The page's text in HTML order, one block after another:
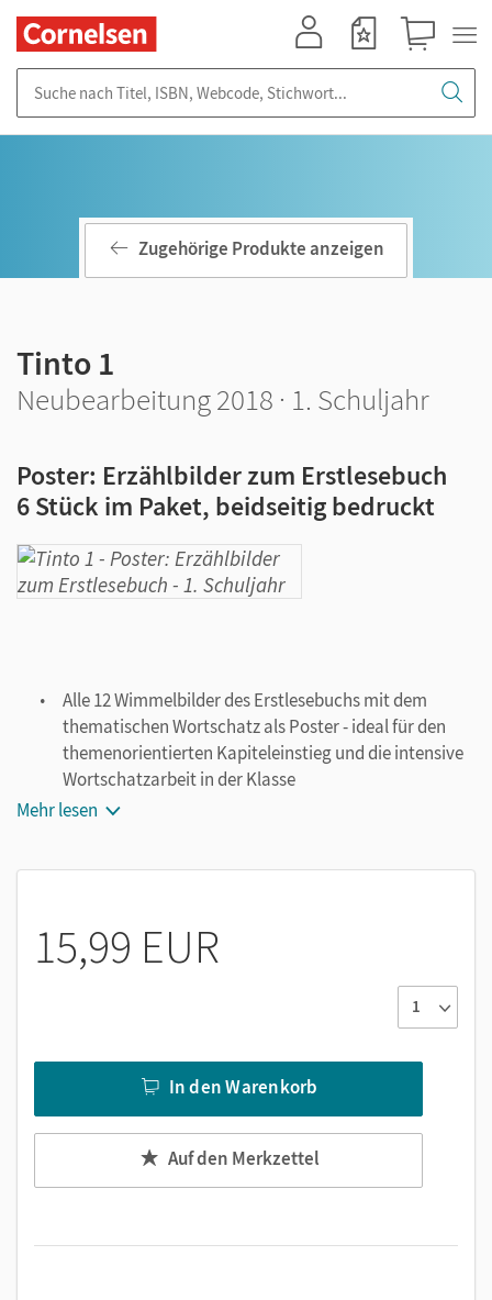
Zugehörige Produkte anzeigen
Tinto 1
Neubearbeitung 2018 · 1. Schuljahr
Poster: Erzählbilder zum Erstlesebuch
6 Stück im Paket, beidseitig bedruckt
Alle 12 Wimmelbilder des Erstlesebuchs mit dem
thematischen Wortschatz als Poster - ideal für den
themenorientierten Kapiteleinstieg und die intensive
Wortschatzarbeit in der Klasse
Mit einer Zusatzseite zu den Lautgebärden, die in der
Mehr lesen
15,99 EUR
In den Warenkorb
Auf den Merkzettel